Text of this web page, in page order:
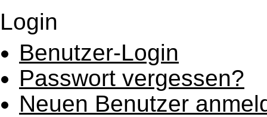
Login
Benutzer-Login
Passwort vergessen?
Neuen Benutzer